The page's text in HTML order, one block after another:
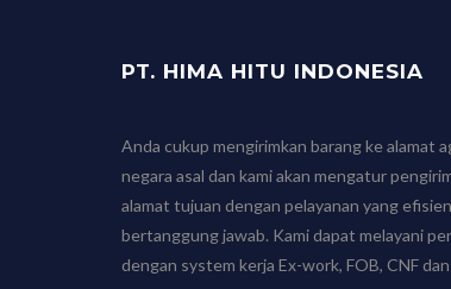
PT. HIMA HITU INDONESIA
Anda cukup mengirimkan barang ke alamat
negara asal dan kami akan mengatur
alamat tujuan dengan pelayanan yang
bertanggung jawab. Kami dapat melayani
dengan system kerja Ex-work, FOB, CNF dan